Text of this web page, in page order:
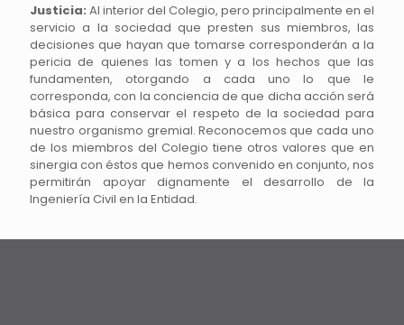
Justicia: Al interior del Colegio, pero principalmente en el
servicio a la sociedad que presten sus miembros, las
decisiones que hayan que tomarse corresponderán a la
pericia de quienes las tomen y a los hechos que las
fundamenten, otorgando a cada uno lo que le
corresponda, con la conciencia de que dicha acción será
básica para conservar el respeto de la sociedad para
nuestro organismo gremial. Reconocemos que cada uno
de los miembros del Colegio tiene otros valores que en
sinergia con éstos que hemos convenido en conjunto, nos
permitirán apoyar dignamente el desarrollo de la
Ingeniería Civil en la Entidad.